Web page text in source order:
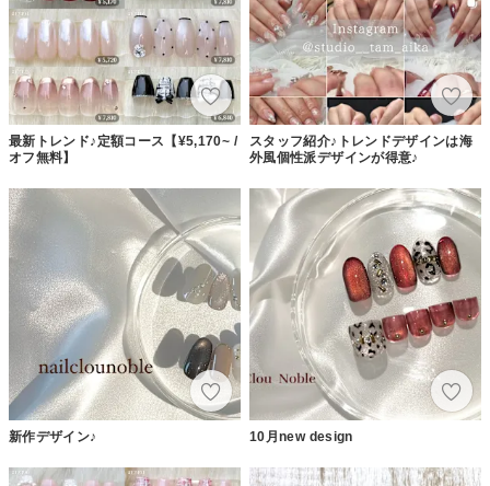
最新トレンド♪定額コース【¥5,170~ /
オフ無料】
スタッフ紹介♪トレンドデザインは海
外風個性派デザインが得意♪
新作デザイン♪ 10月new design